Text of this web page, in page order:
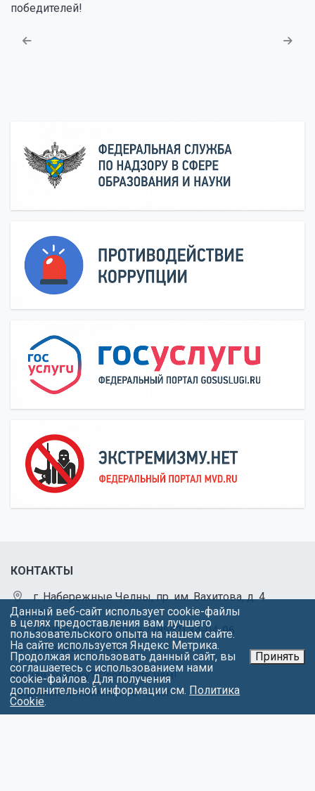
победителей!
КОНТАКТЫ
г. Набережные Челны, пр. им. Вахитова, д. 4
(53/02)
+7 (8552) 32-18-43 ,+7 (8552) 34-04-96
office@chl.ieml.ru
Нашли ошибку? Сообщите нам!
Выделите и нажмите Ctr+Enter
Данный веб-сайт использует cookie-файлы
в целях предоставления вам лучшего
пользовательского опыта на нашем сайте.
На сайте используется Яндекс Метрика.
Продолжая использовать данный сайт, вы
соглашаетесь с использованием нами
cookie-файлов. Для получения
дополнительной информации см. Политика
Cookie.
Принять